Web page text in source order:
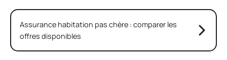
Assurance habitation pas chère : comparer les
offres disponibles